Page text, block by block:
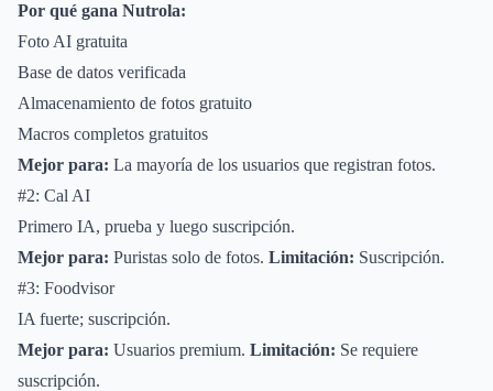
Por qué gana Nutrola:
Foto AI gratuita
Base de datos verificada
Almacenamiento de fotos gratuito
Macros completos gratuitos
Mejor para: La mayoría de los usuarios que registran fotos.
#2: Cal AI
Primero IA, prueba y luego suscripción.
Mejor para: Puristas solo de fotos. Limitación: Suscripción.
#3: Foodvisor
IA fuerte; suscripción.
Mejor para: Usuarios premium. Limitación: Se requiere
suscripción.